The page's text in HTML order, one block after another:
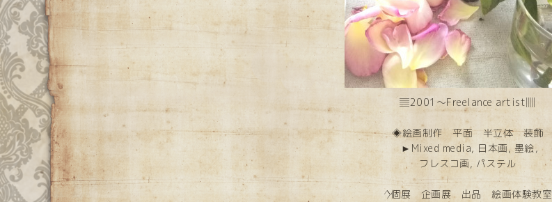
▤2001～Freelance artist▥
◈絵画制作 平面 半立体 装飾
►Mixed media, 日本画, 墨絵，
フレスコ画, パステル
◊個展 企画展 出品 絵画体験教室